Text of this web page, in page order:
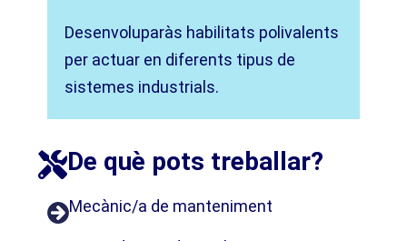
Desenvoluparàs habilitats polivalents
per actuar en diferents tipus de
sistemes industrials.
De què pots treballar?​
Mecànic/a de manteniment